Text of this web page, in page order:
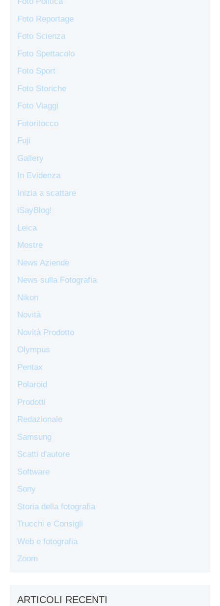
Foto Reportage
Foto Scienza
Foto Spettacolo
Foto Sport
Foto Storiche
Foto Viaggi
Fotoritocco
Fuji
Gallery
In Evidenza
Inizia a scattare
iSayBlog!
Leica
Mostre
News Aziende
News sulla Fotografia
Nikon
Novità
Novità Prodotto
Olympus
Pentax
Polaroid
Prodotti
Redazionale
Samsung
Scatti d'autore
Software
Sony
Storia della fotografia
Trucchi e Consigli
Web e fotografia
Zoom
ARTICOLI RECENTI